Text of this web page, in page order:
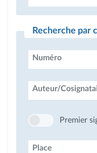
Recherche par
Numéro
Auteur/
Premier
Place